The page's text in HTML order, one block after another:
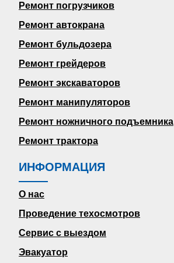
Ремонт погрузчиков
Ремонт автокрана
Ремонт бульдозера
Ремонт грейдеров
Ремонт экскаваторов
Ремонт манипуляторов
Ремонт ножничного подъемника
Ремонт трактора
ИНФОРМАЦИЯ
О нас
Проведение техосмотров
Сервис с выездом
Эвакуатор